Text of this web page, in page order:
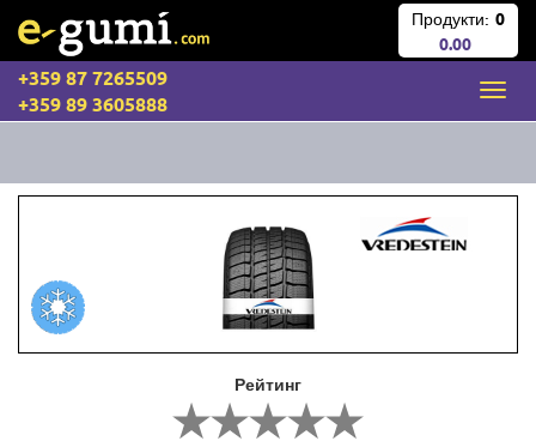
Продукти: 0
0.00
+359 87 7265509
+359 89 3605888
Рейтинг